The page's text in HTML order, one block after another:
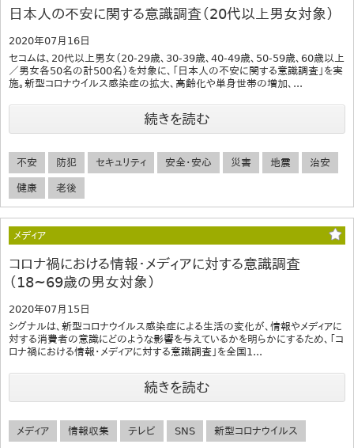
日本人の不安に関する意識調査（20代以上男女対象）
2020年07月16日
セコムは、20代以上男女（20-29歳、30-39歳、40-49歳、50-59歳、60歳以上
／男女各50名の計500名）を対象に、「日本人の不安に関する意識調査」を実
施。新型コロナウイルス感染症の拡大、高齢化や単身世帯の増加、...
続きを読む
不安 防犯 セキュリティ 安全・安心 災害 地震 治安
健康 老後
メディア
コロナ禍における情報・メディアに対する意識調査
（18~69歳の男女対象）
2020年07月15日
シグナルは、新型コロナウイルス感染症による生活の変化が、情報やメディアに
対する消費者の意識にどのような影響を与えているかを明らかにするため、「コ
ロナ禍における情報・メディアに対する意識調査」を全国1...
続きを読む
メディア 情報収集 テレビ SNS 新型コロナウイルス